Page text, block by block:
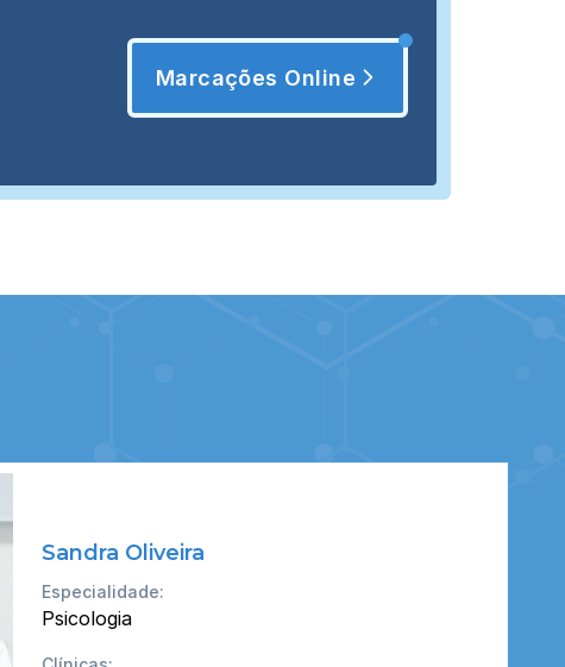
Marcações Online
Sandra Oliveira
Especialidade:
Psicologia